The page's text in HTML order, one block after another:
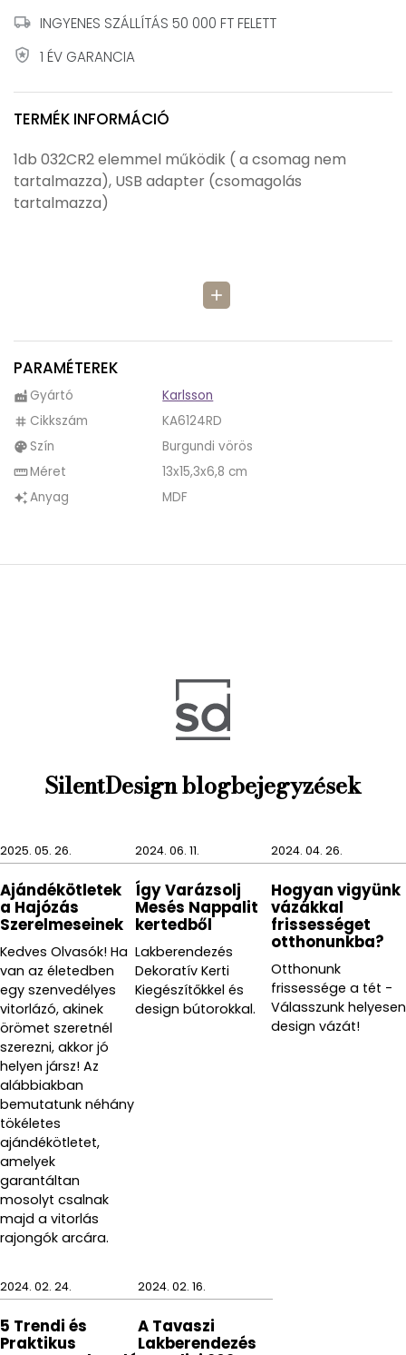
local_shipping INGYENES SZÁLLÍTÁS 50 000 FT FELETT
local_police 1 ÉV GARANCIA
TERMÉK INFORMÁCIÓ
add
1db 032CR2 elemmel működik ( a csomag nem
tartalmazza), USB adapter (csomagolás
tartalmazza)
PARAMÉTEREK
factory Gyártó Karlsson
tag Cikkszám KA6124RD
palette Szín Burgundi vörös
straightenMéret 13x15,3x6,8 cm
auto_awesomeAnyag MDF
SilentDesign blogbejegyzések
2025. 05. 26.
Ajándékötletek
a Hajózás
Szerelmeseinek
Kedves Olvasók! Ha
van az életedben
egy szenvedélyes
vitorlázó, akinek
örömet szeretnél
szerezni, akkor jó
helyen jársz! Az
alábbiakban
bemutatunk néhány
tökéletes
ajándékötletet,
amelyek
garantáltan
mosolyt csalnak
majd a vitorlás
rajongók arcára.
2024. 06. 11.
Így Varázsolj
Mesés Nappalit
kertedből
Lakberendezés
Dekoratív Kerti
Kiegészítőkkel és
design bútorokkal.
2024. 04. 26.
Hogyan vigyünk
vázákkal
frissességet
otthonunkba?
Otthonunk
frissessége a tét -
Válasszunk helyesen
design vázát!
2024. 02. 24.
5 Trendi és
Praktikus
2024. 02. 16.
A Tavaszi
Lakberendezés